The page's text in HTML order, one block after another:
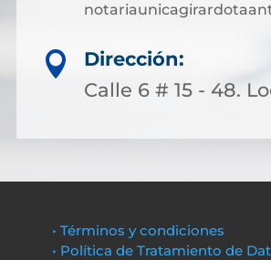

Dirección:
Calle 6 # 15 - 48.
• Términos y condiciones
• Política de Tratamiento de